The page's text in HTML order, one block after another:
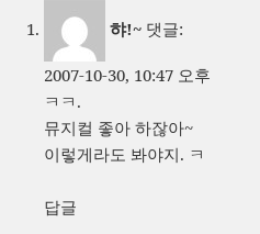
햐!~ 댓글:
2007-10-30, 10:47 오후
ㅋㅋ.
뮤지컬 좋아 하잖아~
이렇게라도 봐야지. ㅋ
답글